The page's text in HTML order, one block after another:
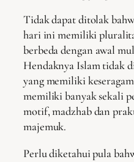
Tidak dapat ditolak
hari ini memiliki
berbeda dengan awal
Hendaknya Islam tidak
yang memiliki
memiliki banyak sekali
motif, madzhab dan
majemuk.
Perlu diketahui pula